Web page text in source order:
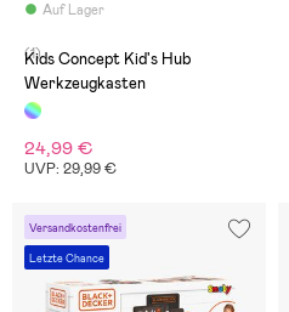
Auf Lager
(1)
Kids Concept Kid's Hub
Werkzeugkasten
24,99 €
UVP: 29,99 €
Versandkostenfrei
Letzte Chance